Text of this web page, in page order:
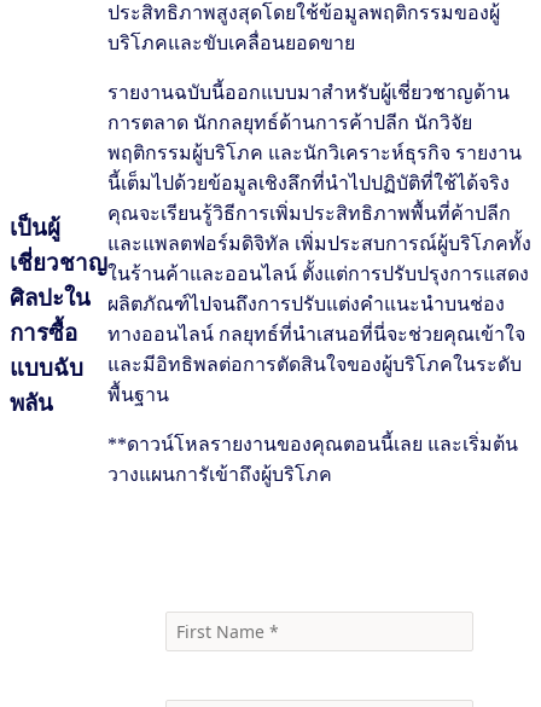
เป็นผู้
เชี่ยวชาญ
ศิลปะใน
การซื้อ
แบบฉับ
พลัน
ประสิทธิภาพสูงสุดโดยใช้ข้อมูลพฤติกรรมของผู้
บริโภคและขับเคลื่อนยอดขาย
รายงานฉบับนี้ออกแบบมาสำหรับผู้เชี่ยวชาญด้าน
การตลาด นักกลยุทธ์ด้านการค้าปลีก นักวิจัย
พฤติกรรมผู้บริโภค และนักวิเคราะห์ธุรกิจ รายงาน
นี้เต็มไปด้วยข้อมูลเชิงลึกที่นำไปปฏิบัติที่ใช้ได้จริง
คุณจะเรียนรู้วิธีการเพิ่มประสิทธิภาพพื้นที่ค้าปลีก
และแพลตฟอร์มดิจิทัล เพิ่มประสบการณ์ผู้บริโภคทั้ง
ในร้านค้าและออนไลน์ ตั้งแต่การปรับปรุงการแสดง
ผลิตภัณฑ์ไปจนถึงการปรับแต่งคำแนะนำบนช่อง
ทางออนไลน์ กลยุทธ์ที่นำเสนอที่นี่จะช่วยคุณเข้าใจ
และมีอิทธิพลต่อการตัดสินใจของผู้บริโภคในระดับ
พื้นฐาน
**ดาวน์โหลรายงานของคุณตอนนี้เลย และเริ่มต้น
วางแผนการัเข้าถึงผู้บริโภค